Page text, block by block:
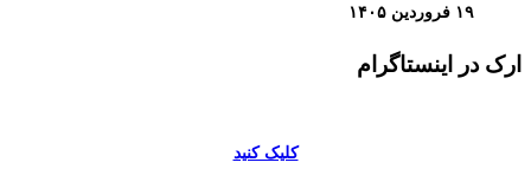
۱۹ فروردین ۱۴۰۵
ارک در اینستاگرام
کلیک کنید